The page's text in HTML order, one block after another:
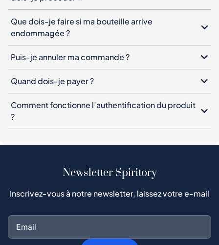
Que dois-je faire si ma bouteille arrive
endommagée ?
Puis-je annuler ma commande ?
Quand dois-je payer ?
Comment fonctionne l’authentification du produit
?
Newsletter Spiritory
Inscrivez-vous à notre newsletter, laissez votre e-mail